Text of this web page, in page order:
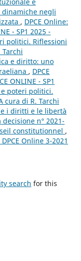
dinamiche negli
, DPCE Online:
- SP1 2025 -
politici. Riflessioni
e diritto: uno
, DPCE
ONLINE - SP1
poteri politici.
cura di R. Tarchi
i diritti e le libertà
n° 2021-
constitutionnel ,
Online 3-2021
search for this